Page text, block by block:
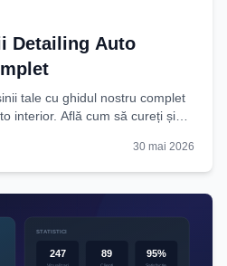
Detailing Auto
tale cu ghidul nostru complet
interior. Află cum să cureți și
30 mai 2026